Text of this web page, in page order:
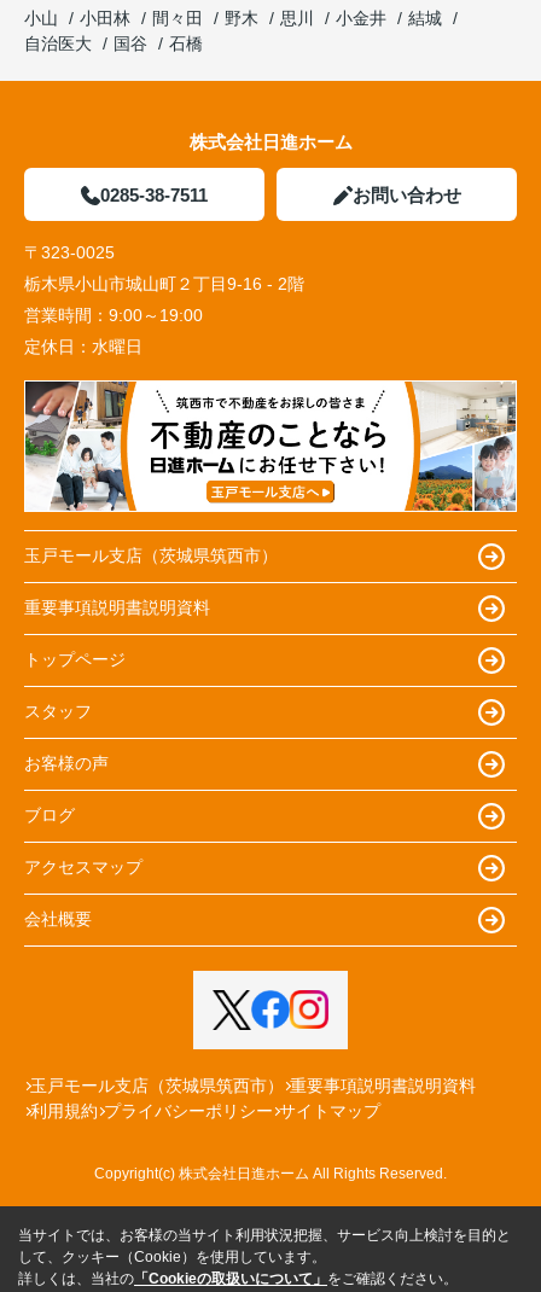
小山
小田林 間々田 野木 思川 小金井
結城
自治医大
国谷 石橋
株式会社日進ホーム
0285-38-7511 お問い合わせ
〒323-0025
栃木県小山市城山町２丁目9-16 - 2階
営業時間： 9:00～19:00
定休日： 水曜日
玉戸モール支店（茨城県筑西市）
重要事項説明書説明資料
トップページ
スタッフ
お客様の声
ブログ
アクセスマップ
会社概要
玉戸モール支店（茨城県筑西市）
重要事項説明書説明資料
利用規約 プライバシーポリシー サイトマップ
Copyright(c) 株式会社日進ホーム All Rights Reserved.
当サイトでは、お客様の当サイト利用状況把握、サービス向上検討を目的と
して、クッキー（Cookie）を使用しています。
詳しくは、当社の 「Cookieの取扱いについて」 をご確認ください。